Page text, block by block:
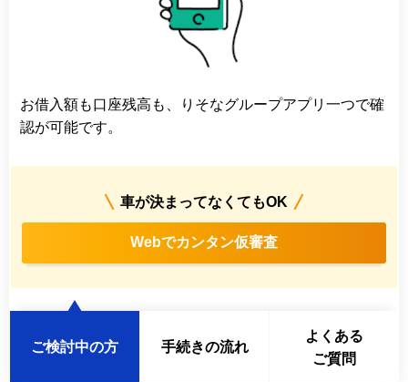
お借入額も口座残高も、りそなグループアプリ一つで確
認が可能です。
車が決まってなくてもOK
Webでカンタン仮審査
ご検討中の方 手続きの流れ
よくある
ご質問